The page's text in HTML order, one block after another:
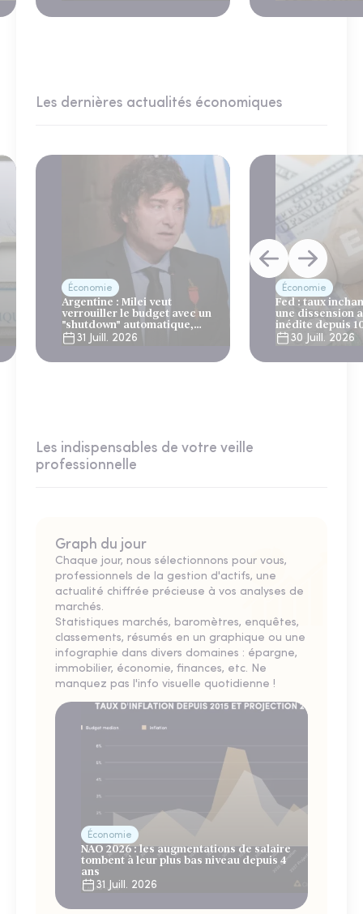
Les dernières actualités économiques
Économie
Argentine : Milei veut
verrouiller le budget avec un
"shutdown" automatique,
sous le regard bienveillant
du FMI
31 Juill. 2026
Économie
Fed : taux
une dissension
inédite depuis
30 Juill. 2026
Les indispensables de votre veille
professionnelle
Graph du jour
Chaque jour, nous sélectionnons pour vous,
professionnels de la gestion d'actifs, une
actualité chiffrée précieuse à vos analyses de
marchés.
Statistiques marchés, baromètres, enquêtes,
classements, résumés en un graphique ou une
infographie dans divers domaines : épargne,
immobilier, économie, finances, etc. Ne
manquez pas l'info visuelle quotidienne !
Économie
NAO 2026 : les augmentations de salaire
tombent à leur plus bas niveau depuis 4
ans
31 Juill. 2026